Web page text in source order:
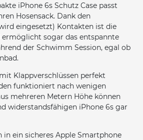
iPhone 6s Schutz Case passt
Hosensack. Dank den
eingesetzt) Kontakten ist die
sogar das entspannte
der Schwimm Session, egal ob
Klappverschlüssen perfekt
funktioniert nach wenigen
mehreren Metern Höhe können
widerstandsfähigen iPhone 6s gar
in ein sicheres Apple Smartphone